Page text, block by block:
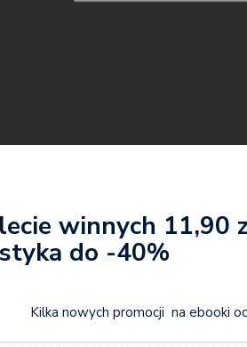
winnych 11,90
do -40%
Kilka nowych promocji na ebooki